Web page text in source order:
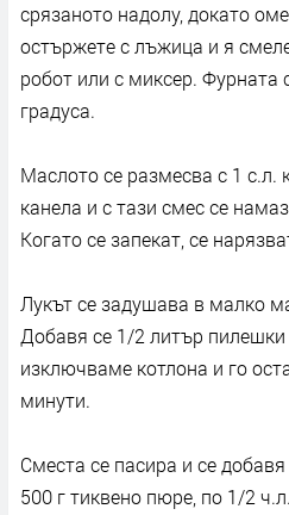
срязаното надолу, докато
остържете с лъжица и я
робот или с миксер. Фурната
градуса.
Маслото се размесва с 1 с.л.
канела и с тази смес се
Когато се запекат, се
Лукът се задушава в малко
Добавя се 1/2 литър
изключваме котлона и го
минути.
Сместа се пасира и се
500 г тиквено пюре, по 1/2